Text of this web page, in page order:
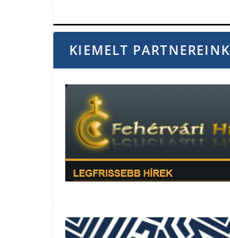
KIEMELT PARTNEREINK